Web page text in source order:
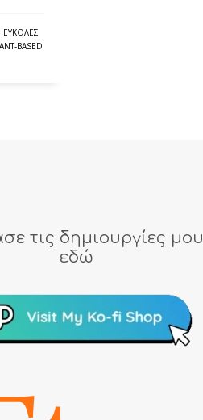
ΕΎΚΟΛΕΣ
BASED
τις δημιουργίες μου
εδώ